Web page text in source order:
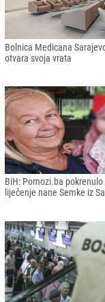
Bolnica Medicana
otvara svoja vrata
BiH: Pomozi.ba pokrenulo
liječenje nane Semke iz